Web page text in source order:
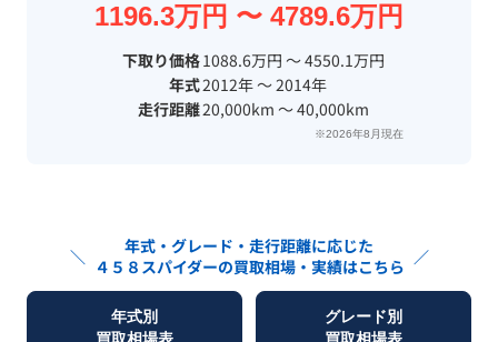
1196.3万円 〜 4789.6万円
下取り価格1088.6万円 〜 4550.1万円
年式2012年 〜 2014年
走行距離20,000km 〜 40,000km
※2026年8月現在
＼
年式・グレード・走行距離に応じた
４５８スパイダーの買取相場・実績はこちら ／
年式別
グレード別